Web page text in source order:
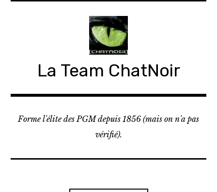
La Team ChatNoir
Forme l'élite des PGM depuis 1856 (mais on n'a pas
vérifié).